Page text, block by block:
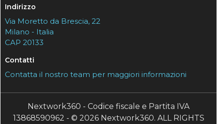
Indirizzo
Via Moretto da Brescia, 22
Milano - Italia
CAP 20133
Contatti
Contatta il nostro team per maggiori informazioni
Nextwork360 - Codice fiscale e Partita IVA
13868590962 - © 2026 Nextwork360. ALL RIGHTS